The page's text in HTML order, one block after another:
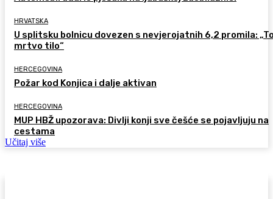
HRVATSKA
U splitsku bolnicu dovezen s nevjerojatnih 6,2 promila:
mrtvo tilo“
HERCEGOVINA
Požar kod Konjica i dalje aktivan
HERCEGOVINA
MUP HBŽ upozorava: Divlji konji sve češće se pojavljuju na
cestama
Učitaj više